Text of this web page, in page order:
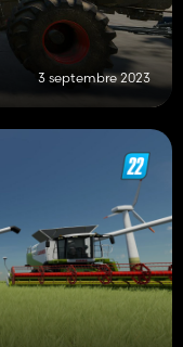
3 septembre 2023